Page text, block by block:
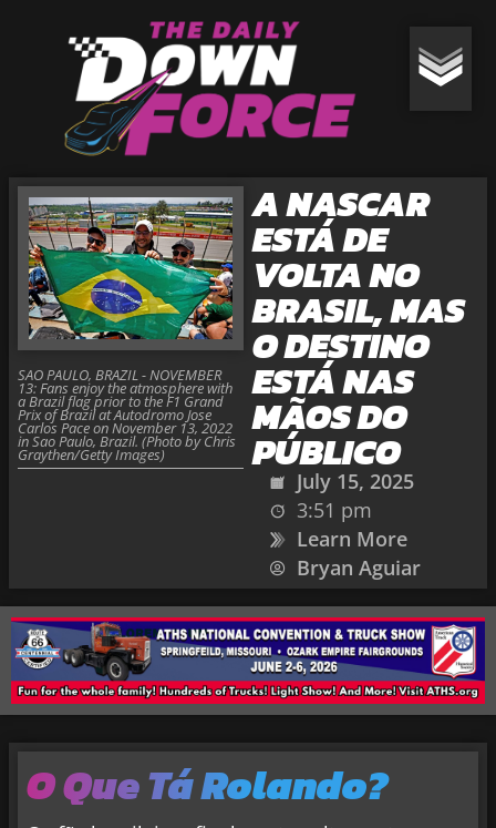
A NASCAR
ESTÁ DE
VOLTA NO
BRASIL, MAS
O DESTINO
ESTÁ NAS
MÃOS DO
PÚBLICO
July 15, 2025
3:51 pm
Learn More
Bryan Aguiar
SAO PAULO, BRAZIL - NOVEMBER
13: Fans enjoy the atmosphere with
a Brazil flag prior to the F1 Grand
Prix of Brazil at Autodromo Jose
Carlos Pace on November 13, 2022
in Sao Paulo, Brazil. (Photo by Chris
Graythen/Getty Images)
O Que Tá Rolando?